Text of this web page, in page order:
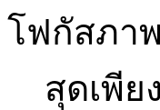
โฟกัสภาพ
สุดเพีย